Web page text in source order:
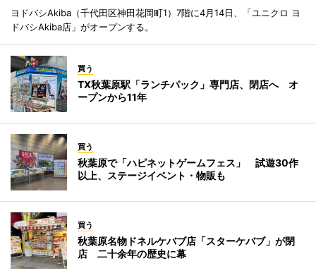
ヨドバシAkiba（千代田区神田花岡町1）7階に4月14日、「ユニクロ ヨ
ドバシAkiba店」がオープンする。
買う
TX秋葉原駅「ランチパック」専門店、閉店へ オ
ープンから11年
買う
秋葉原で「ハピネットゲームフェス」 試遊30作
以上、ステージイベント・物販も
買う
秋葉原名物ドネルケバブ店「スターケバブ」が閉
店 二十余年の歴史に幕